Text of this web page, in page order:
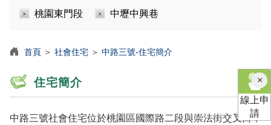
桃園東門段 中壢中興巷
首頁 ＞ 社會住宅 ＞ 中路三號-住宅簡介
住宅簡介
中路三號社會住宅位於桃園區國際路二段與崇法街交叉口，
×關
閉
線上申
請